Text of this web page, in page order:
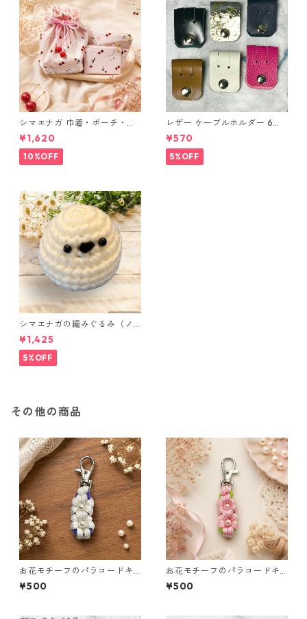
シマエナガ 巾着・ポーチ・ミ
ニポーチ(カード収納にも) ３
点セット さくらんぼ柄×淡いピ
ンク
¥1,620
10%OFF
レザー ケーブルホルダー 6個
セット
¥570
5%OFF
シマエナガの編みぐるみ（ノ
ーマル）
¥1,425
5%OFF
その他の商品
お花モチーフのパラコードキ
ーホルダー ホワイト×パープル
ハンドメイド 国産 本革 ヌメ革
¥500
お花モチーフのパラコードキ
ーホルダー ピンク×ライトグリ
ーン ハンドメイド 国産 本革
¥500